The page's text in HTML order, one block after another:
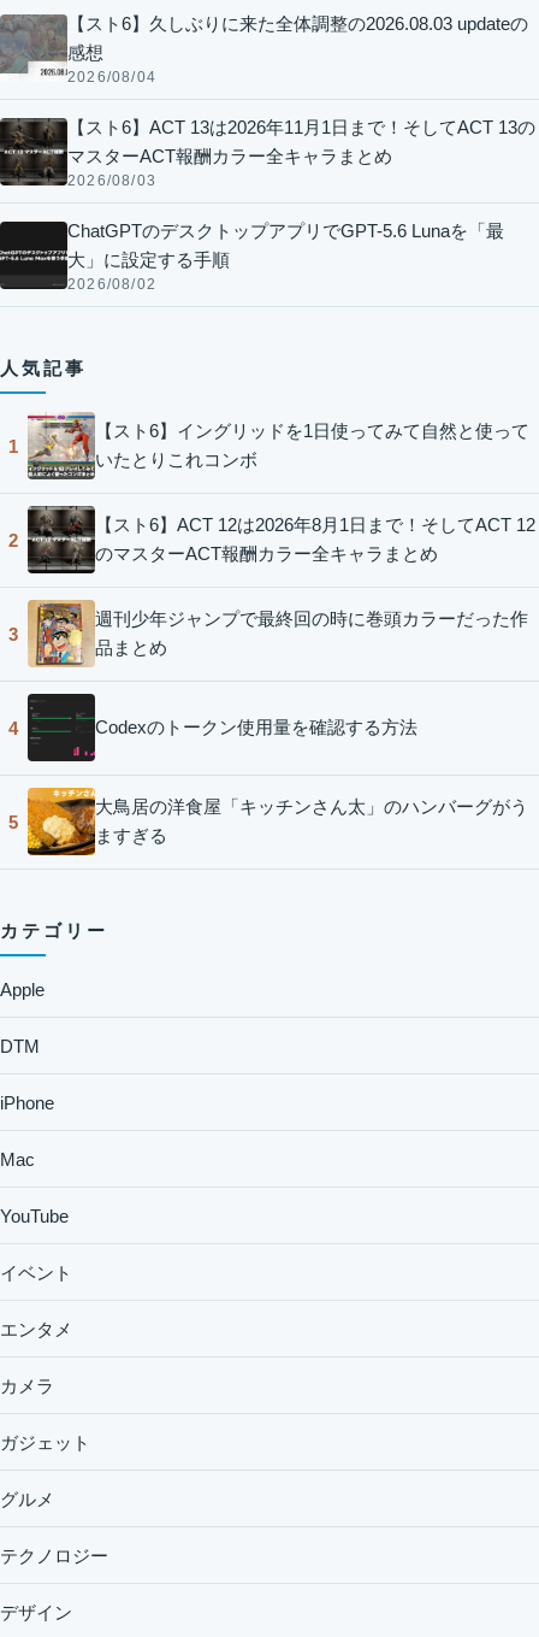
【スト6】久しぶりに来た全体調整の2026.08.03 updateの
感想
2026/08/04
【スト6】ACT 13は2026年11月1日まで！そしてACT 13の
マスターACT報酬カラー全キャラまとめ
2026/08/03
ChatGPTのデスクトップアプリでGPT-5.6 Lunaを「最
大」に設定する手順
2026/08/02
人気記事
1
【スト6】イングリッドを1日使ってみて自然と使って
いたとりこれコンボ
2
【スト6】ACT 12は2026年8月1日まで！そしてACT 12
のマスターACT報酬カラー全キャラまとめ
3
週刊少年ジャンプで最終回の時に巻頭カラーだった作
品まとめ
4 Codexのトークン使用量を確認する方法
5
大鳥居の洋食屋「キッチンさん太」のハンバーグがう
ますぎる
カテゴリー
Apple
DTM
iPhone
Mac
YouTube
イベント
エンタメ
カメラ
ガジェット
グルメ
テクノロジー
デザイン